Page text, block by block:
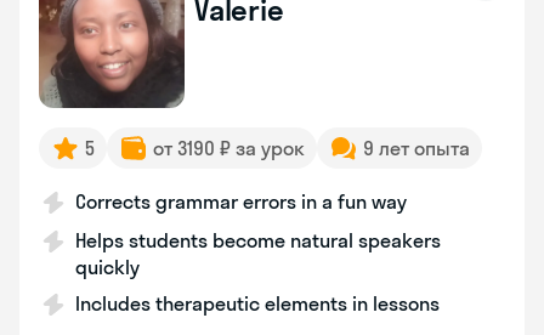
Valerie
5 от 3190 ₽ за урок 9 лет опыта
Corrects grammar errors in a fun way
Helps students become natural speakers
quickly
Includes therapeutic elements in lessons